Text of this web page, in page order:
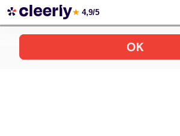
Ouvrir une assurance vie en ligne
★ 4,9/5